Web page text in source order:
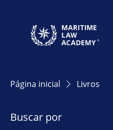
Página inicial Livros
Buscar por